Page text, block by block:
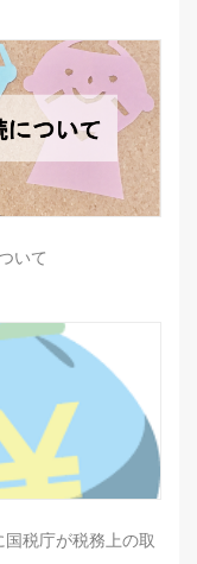
いて
税庁が税務上の取